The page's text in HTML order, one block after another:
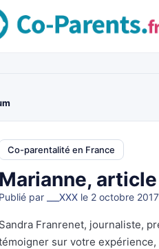
Co-parentalité en France
Marianne,
Publié par ___XXX le 2 octobre 2017
Sandra Franrenet, journaliste,
sur votre